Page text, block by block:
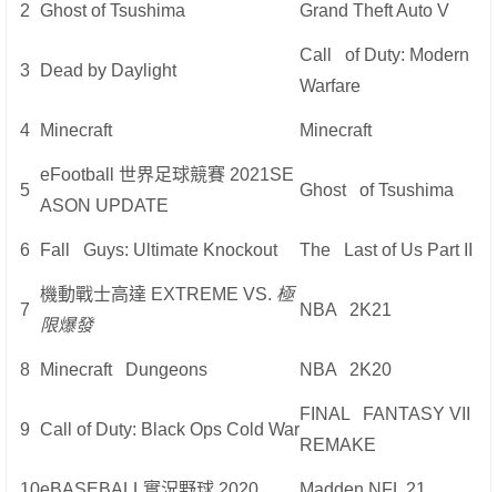
2 Ghost of Tsushima Grand Theft Auto V
3 Dead by Daylight
Call of Duty: Modern
Warfare
4 Minecraft Minecraft
5
eFootball 世界足球競賽 2021SE
ASON UPDATE
Ghost of Tsushima
6 Fall Guys: Ultimate Knockout The Last of Us Part II
7
機動戰士高達 EXTREME VS. 極
限爆發
NBA 2K21
8 Minecraft Dungeons NBA 2K20
9 Call of Duty: Black Ops Cold War
FINAL FANTASY VII
REMAKE